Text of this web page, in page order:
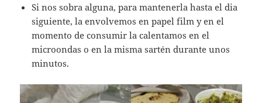
Si nos sobra alguna, para mantenerla hasta el dia
siguiente, la envolvemos en papel film y en el
momento de consumir la calentamos en el
microondas o en la misma sartén durante unos
minutos.